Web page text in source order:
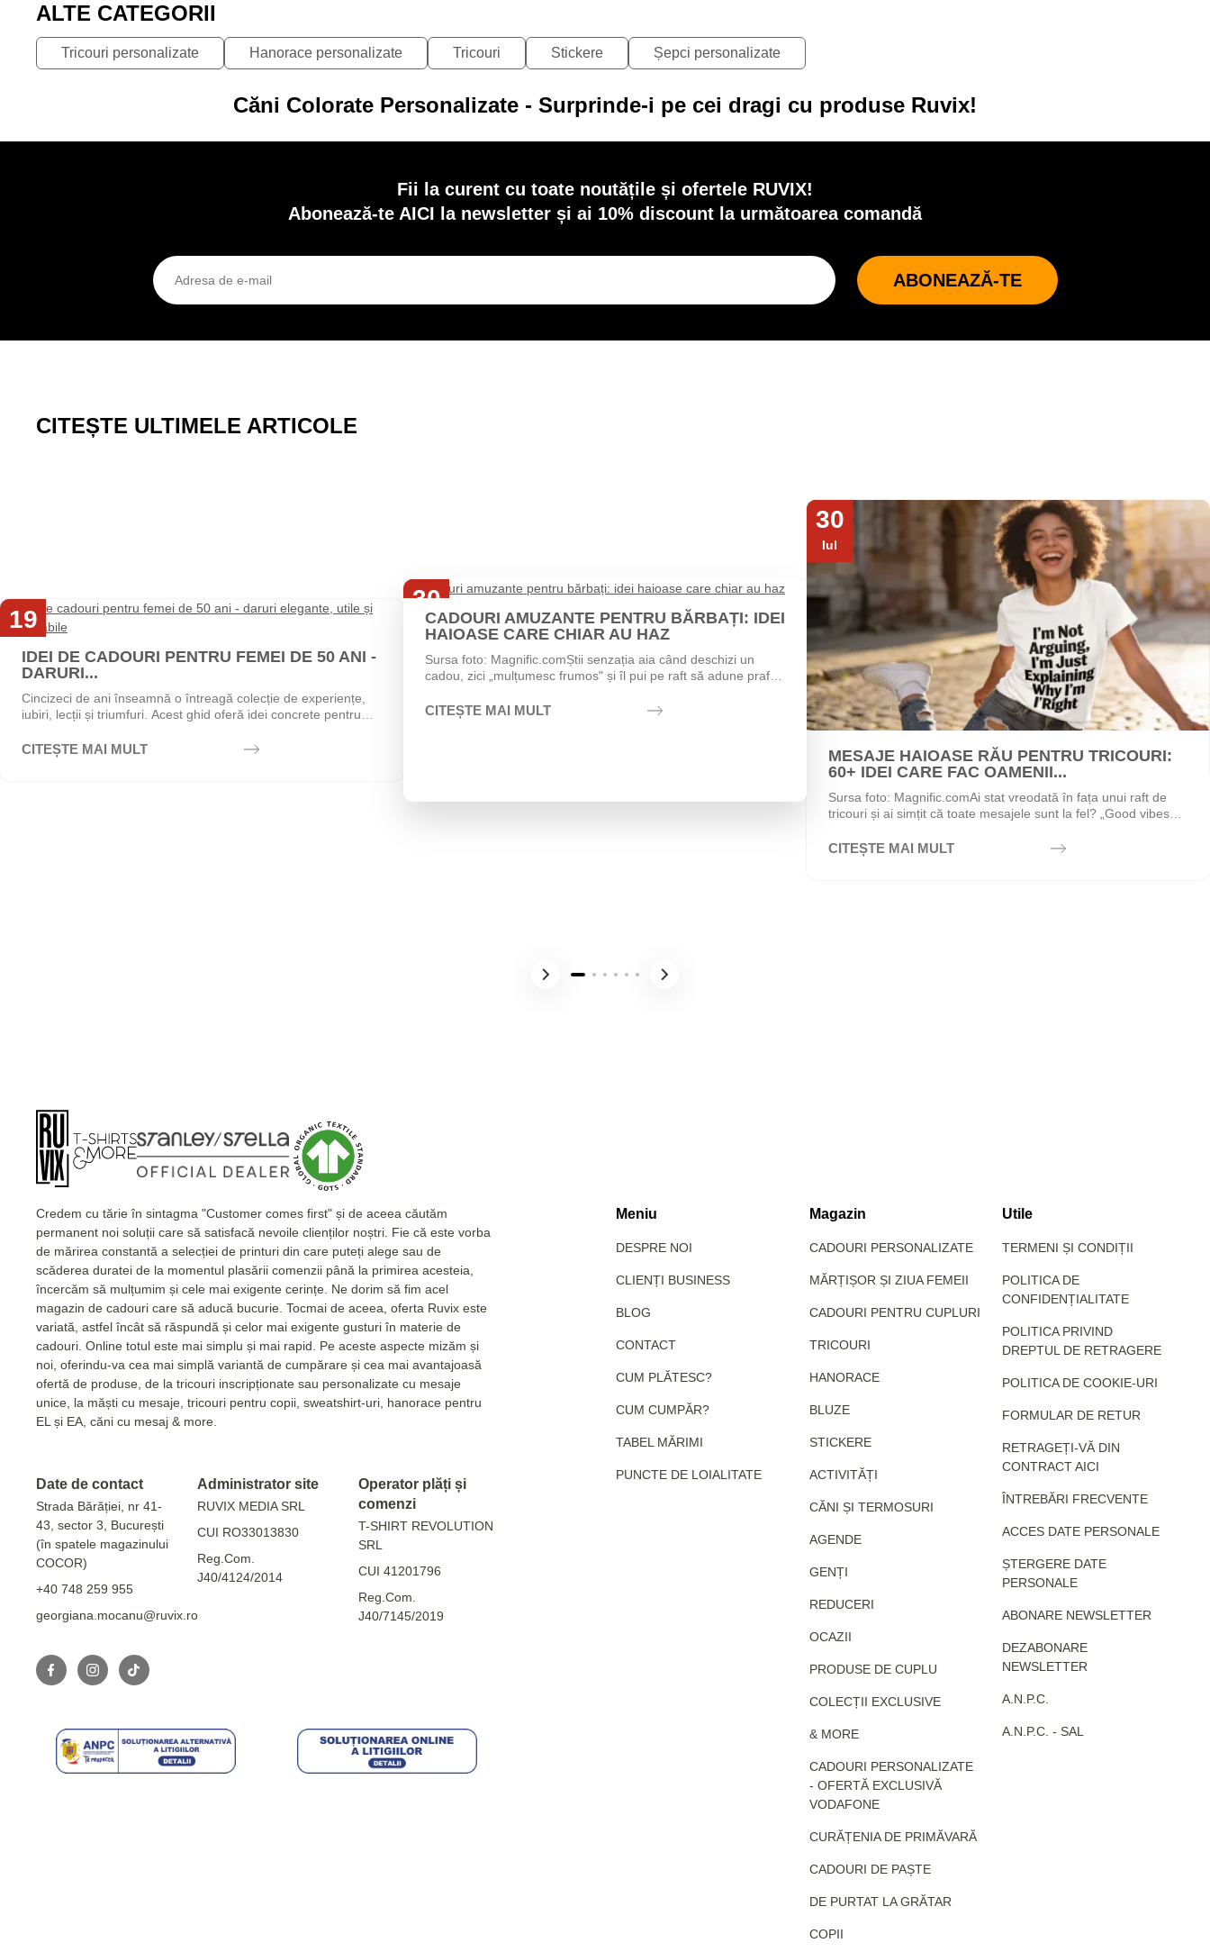
ALTE CATEGORII
Tricouri personalizate Hanorace personalizate Tricouri Stickere Șepci personalizate
Căni Colorate Personalizate - Surprinde-i pe cei dragi cu produse Ruvix!
Fii la curent cu toate noutățile și ofertele RUVIX!
Abonează-te AICI la newsletter și ai 10% discount la următoarea comandă
ABONEAZĂ-TE
CITEȘTE ULTIMELE ARTICOLE
19
IDEI DE CADOURI PENTRU FEMEI DE 50 ANI -
DARURI...
Cincizeci de ani înseamnă o întreagă colecție de experiențe,
iubiri, lecții și triumfuri. Acest ghid oferă idei concrete pentru
CITEȘTE MAI MULT
30
Iul
CADOURI AMUZANTE PENTRU BĂRBAȚI: IDEI
HAIOASE CARE CHIAR AU HAZ
Sursa foto: Magnific.comȘtii senzația aia când deschizi un
cadou, zici „mulțumesc frumos" și îl pui pe raft să adune praf?
CITEȘTE MAI MULT
30
Iul
MESAJE HAIOASE RĂU PENTRU TRICOURI:
60+ IDEI CARE FAC OAMENII...
Sursa foto: Magnific.comAi stat vreodată în fața unui raft de
tricouri și ai simțit că toate mesajele sunt la fel? „Good vibes
CITEȘTE MAI MULT
Credem cu tărie în sintagma "Customer comes first" și de aceea căutăm
permanent noi soluții care să satisfacă nevoile clienților noștri. Fie că este vorba
de mărirea constantă a selecției de printuri din care puteți alege sau de
scăderea duratei de la momentul plasării comenzii până la primirea acesteia,
încercăm să mulțumim și cele mai exigente cerințe. Ne dorim să fim acel
magazin de cadouri care să aducă bucurie. Tocmai de aceea, oferta Ruvix este
variată, astfel încât să răspundă și celor mai exigente gusturi în materie de
cadouri. Online totul este mai simplu și mai rapid. Pe aceste aspecte mizăm și
noi, oferindu-va cea mai simplă variantă de cumpărare și cea mai avantajoasă
ofertă de produse, de la tricouri inscripționate sau personalizate cu mesaje
unice, la măști cu mesaje, tricouri pentru copii, sweatshirt-uri, hanorace pentru
EL și EA, căni cu mesaj & more.
Date de contact
Strada Bărăției, nr 41-
43, sector 3, București
(în spatele magazinului
COCOR)
+40 748 259 955
georgiana.mocanu@ruvix.ro
Administrator site
RUVIX MEDIA SRL
CUI RO33013830
Reg.Com.
J40/4124/2014
Operator plăți și
comenzi
T-SHIRT REVOLUTION
SRL
CUI 41201796
Reg.Com.
J40/7145/2019
Meniu
DESPRE NOI
CLIENȚI BUSINESS
BLOG
CONTACT
CUM PLĂTESC?
CUM CUMPĂR?
TABEL MĂRIMI
PUNCTE DE LOIALITATE
Magazin
CADOURI PERSONALIZATE
MĂRȚIȘOR ȘI ZIUA FEMEII
CADOURI PENTRU CUPLURI
TRICOURI
HANORACE
BLUZE
STICKERE
ACTIVITĂȚI
CĂNI ȘI TERMOSURI
AGENDE
GENȚI
REDUCERI
OCAZII
PRODUSE DE CUPLU
COLECȚII EXCLUSIVE
& MORE
CADOURI PERSONALIZATE
- OFERTĂ EXCLUSIVĂ
VODAFONE
CURĂȚENIA DE PRIMĂVARĂ
CADOURI DE PAȘTE
DE PURTAT LA GRĂTAR
COPII
Utile
TERMENI ȘI CONDIȚII
POLITICA DE
CONFIDENȚIALITATE
POLITICA PRIVIND
DREPTUL DE RETRAGERE
POLITICA DE COOKIE-URI
FORMULAR DE RETUR
RETRAGEȚI-VĂ DIN
CONTRACT AICI
ÎNTREBĂRI FRECVENTE
ACCES DATE PERSONALE
ȘTERGERE DATE
PERSONALE
ABONARE NEWSLETTER
DEZABONARE
NEWSLETTER
A.N.P.C.
A.N.P.C. - SAL